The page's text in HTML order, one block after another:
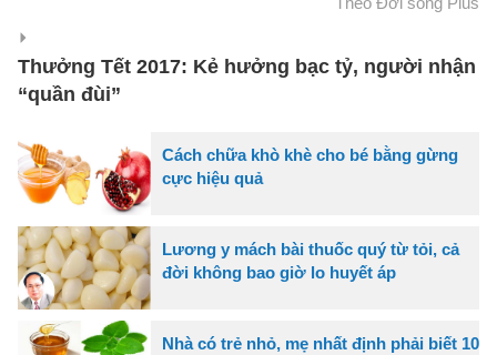
Thưởng Tết 2017: Kẻ hưởng bạc tỷ, người nhận
“quần đùi”
Cách chữa khò khè cho bé bằng gừng
cực hiệu quả
Lương y mách bài thuốc quý từ tỏi, cả
đời không bao giờ lo huyết áp
Nhà có trẻ nhỏ, mẹ nhất định phải biết 10